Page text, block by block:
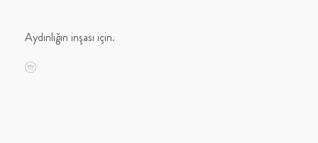
Aydınlığın inşası için.